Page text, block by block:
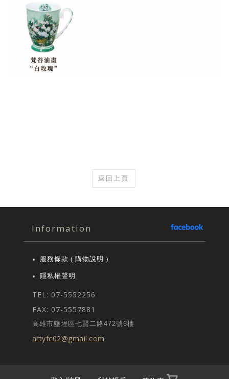
返回上頁
Information
服務條款 ( 購物說明 )
隱私權聲明
TEL: 07-5552256
FAX: 07-5557881
高雄市鹽埕區七賢二路472號6樓
artyfc02@gmail.com